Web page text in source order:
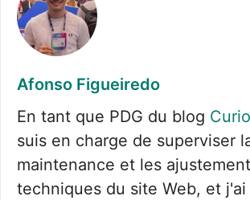
Afonso Figueiredo
En tant que PDG du blog
suis en charge de superviser
maintenance et les
techniques du site Web, et